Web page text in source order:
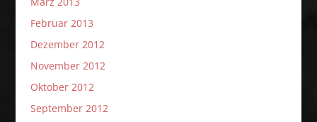
Februar 2013
Dezember 2012
November 2012
Oktober 2012
September 2012